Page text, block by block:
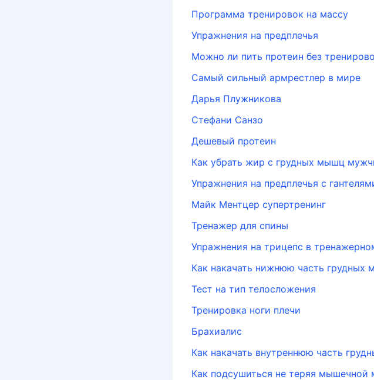
Программа тренировок на массу
Упражнения на предплечья
Можно ли пить протеин без
Самый сильный армрестлер в мире
Дарья Плужникова
Стефани Санзо
Дешевый протеин
Как убрать жир с грудных мышц
Упражнения на предплечья с
Майк Ментцер супертренинг
Тренажер для спины
Упражнения на трицепс в
Как накачать нижнюю часть грудных
Тест на тип телосложения
Тренировка ноги плечи
Брахиалис
Как накачать внутреннюю часть
Как подсушиться не теряя мышечной